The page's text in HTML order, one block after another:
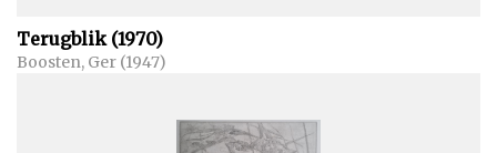
Terugblik (1970)
Boosten, Ger (1947)